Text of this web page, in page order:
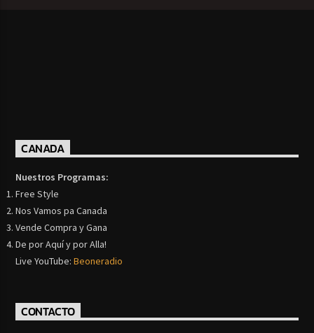
CANADA
Nuestros Programas:
Free Style
Nos Vamos pa Canada
Vende Compra y Gana
De por Aquí y por Alla!
Live YouTube:Beoneradio
CONTACTO